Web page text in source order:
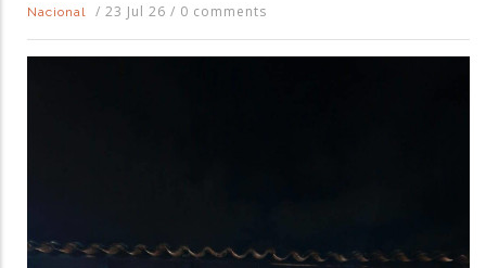
Nacional
/ 23 Jul 26 / 0 comments